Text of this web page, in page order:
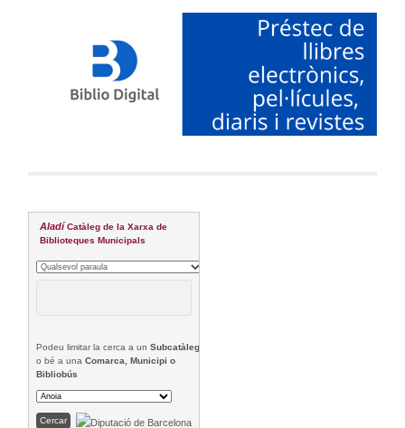
Aladí Catàleg de la Xarxa de
Biblioteques Municipals
Podeu limitar la cerca a unSubcatàleg
o bé a unaComarca, Municipi o
Bibliobús